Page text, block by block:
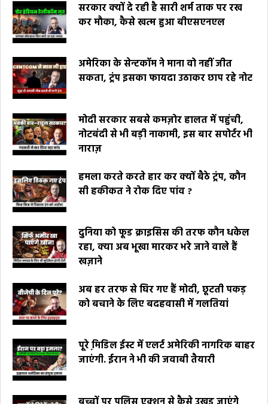
सरकार क्यों दे रही है सारी शर्म ताक पर रख
कर मौका, कैसे खत्म हुआ बीएसएनएल
अमेरिका के सेन्टकॉम ने माना वो नहीं जीत
सकता, ट्रंप इसका फायदा उठाकर छाप रहे नोट
मोदी सरकार सबसे कमज़ोर हालत में पहुंची,
नोटबंदी से भी बड़ी नाकामी, इस बार सपोर्टर भी
नाराज़
हमला करते करते हार कर क्यों बैठे ट्रंप, कौन
सी हकीकत ने रोक दिए पांव ?
दुनिया को फूड क्राइसिस की तरफ कौन धकेल
रहा, क्या अब भूखा मारकर भरे जाने वाले हैं
खज़ाने
अब हर तरफ से घिर गए हैं मोदी, छूटती पकड़
को बचाने के लिए बदहवासी में गलतियां
पूरे मि़डिल ईस्ट में एलर्ट अमेरिकी नागरिक बाहर
जाएंगी. ईरान ने भी की जवाबी तैयारी